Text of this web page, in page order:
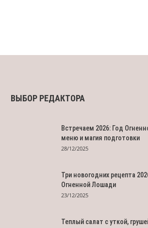
ВЫБОР РЕДАКТОРА
Встречаем 2026: Год
меню и магия подготовки
28/12/2025
Три новогодних рецепта
Огненной Лошади
23/12/2025
Теплый салат с уткой,